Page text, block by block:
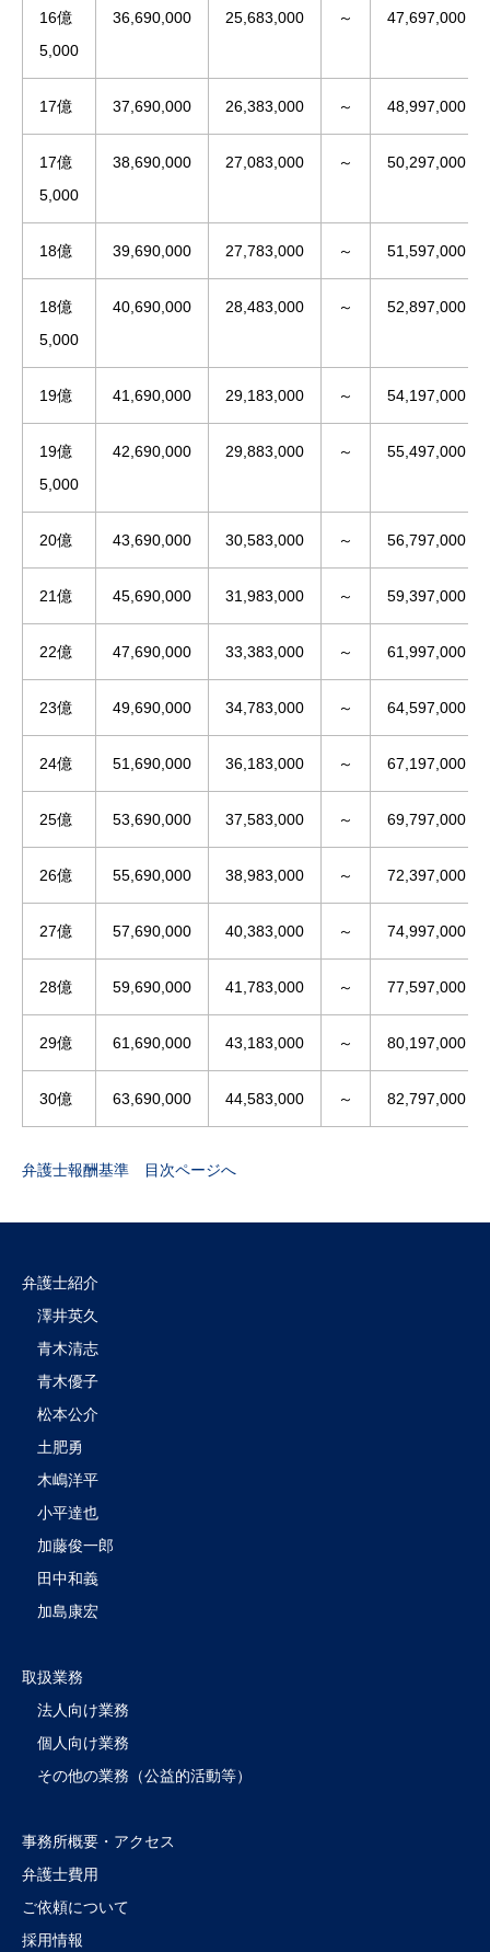
16億
5,000
36,690,000 25,683,000 ～ 47,697,000
17億 37,690,000 26,383,000 ～ 48,997,000
17億
5,000
38,690,000 27,083,000 ～ 50,297,000
18億 39,690,000 27,783,000 ～ 51,597,000
18億
5,000
40,690,000 28,483,000 ～ 52,897,000
19億 41,690,000 29,183,000 ～ 54,197,000
19億
5,000
42,690,000 29,883,000 ～ 55,497,000
20億 43,690,000 30,583,000 ～ 56,797,000
21億 45,690,000 31,983,000 ～ 59,397,000
22億 47,690,000 33,383,000 ～ 61,997,000
23億 49,690,000 34,783,000 ～ 64,597,000
24億 51,690,000 36,183,000 ～ 67,197,000
25億 53,690,000 37,583,000 ～ 69,797,000
26億 55,690,000 38,983,000 ～ 72,397,000
27億 57,690,000 40,383,000 ～ 74,997,000
28億 59,690,000 41,783,000 ～ 77,597,000
29億 61,690,000 43,183,000 ～ 80,197,000
30億 63,690,000 44,583,000 ～ 82,797,000
弁護士報酬基準 目次ページへ
弁護士紹介
澤井英久
青木清志
青木優子
松本公介
土肥勇
木嶋洋平
小平達也
加藤俊一郎
田中和義
加島康宏
取扱業務
法人向け業務
個人向け業務
その他の業務（公益的活動等）
事務所概要・アクセス
弁護士費用
ご依頼について
採用情報